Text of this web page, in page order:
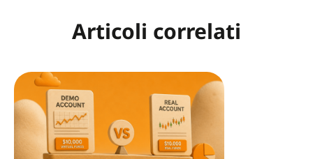
Articoli correlati